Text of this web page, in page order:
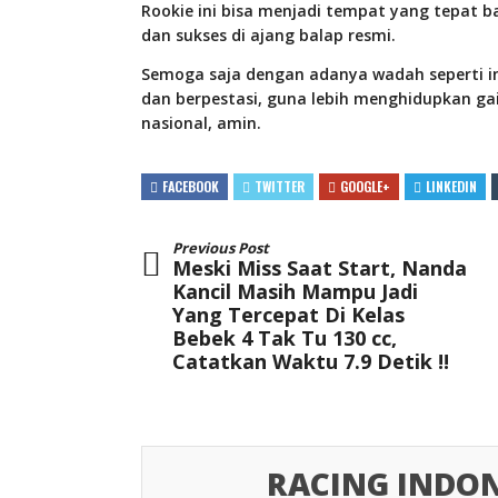
Rookie ini bisa menjadi tempat yang tepat
dan sukses di ajang balap resmi.
Semoga saja dengan adanya wadah
dan berpestasi, guna lebih menghidupkan
nasional, amin.
FACEBOOK TWITTER GOOGLE+ LINKEDIN
Previous Post
Meski Miss Saat Start, Nanda
Kancil Masih Mampu Jadi
Yang Tercepat Di Kelas
Bebek 4 Tak Tu 130 cc,
Catatkan Waktu 7.9 Detik !!
RACING